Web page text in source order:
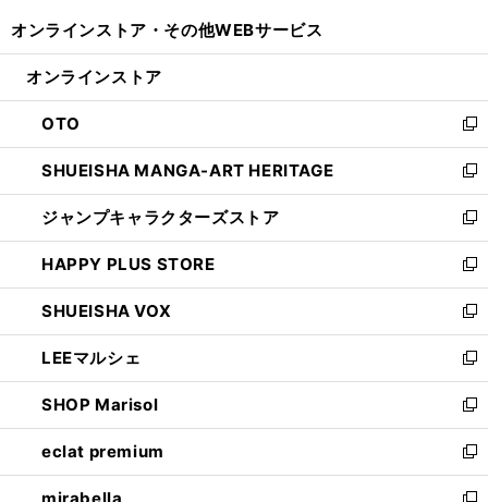
開
ン
ウ
で
開
く
ウ
ン
ド
ウ
で
開
く
オンラインストア・ その他WEBサービス
オンラインストア
OTO
新
し
い
ウ
ィ
ン
ド
ウ
で
開
く
SHUEISHA MANGA-ART HERITAGE
新
し
い
ウ
ィ
ン
ド
ウ
で
開
く
ジャンプキャラクターズストア
新
し
い
ウ
ィ
ン
ド
ウ
で
開
く
HAPPY PLUS STORE
新
し
い
ウ
ィ
ン
ド
ウ
で
開
く
SHUEISHA VOX
新
し
い
ウ
ィ
ン
ド
ウ
LEEマルシェ
新
し
い
ウ
ィ
ン
SHOP Marisol
新
し
い
ウ
eclat premium
新
し